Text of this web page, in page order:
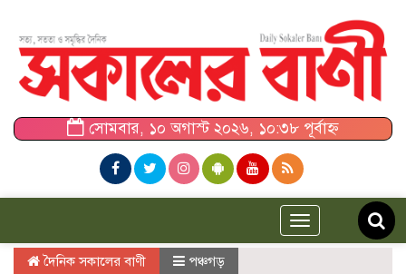
সোমবার, ১০ অগাস্ট ২০২৬, ১০:৩৮ পূর্বাহ্ন
Toggle
navigation
দৈনিক সকালের বাণী পঞ্চগড়